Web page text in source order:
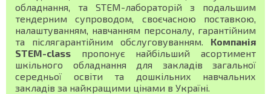
обладнання, та STEM-лабораторій з подальшим
тендерним супроводом, своєчасною поставкою,
налаштуванням, навчанням персоналу, гарантійним
та післягарантійним обслуговуванням. Компанія
STEM-class пропонує найбільший асортимент
шкільного обладнання для закладів загальної
середньої освіти та дошкільних навчальних
закладів за найкращими цінами в Україні.